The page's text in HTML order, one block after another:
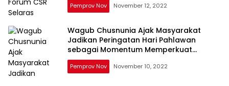
Pemprov Nov November 12, 2022
Wagub Chusnunia Ajak Masyarakat
Jadikan Peringatan Hari Pahlawan
sebagai Momentum Memperkuat
Persatuan dan Kesatuan Bangsa
Pemprov Nov November 10, 2022